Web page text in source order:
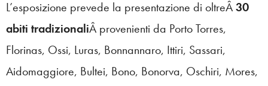
L’esposizione prevede la presentazione di oltreÂ30
abiti tradizionaliÂ provenienti da Porto Torres,
Florinas, Ossi, Luras, Bonnannaro, Ittiri, Sassari,
Aidomaggiore, Bultei, Bono, Bonorva, Oschiri, Mores,